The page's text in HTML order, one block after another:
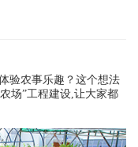
农事乐趣？这个想法
场”工程建设,让大家都